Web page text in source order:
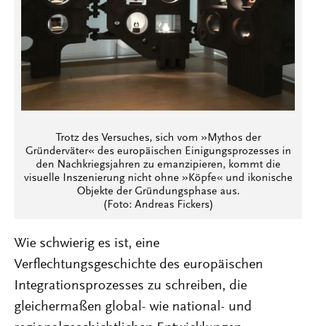
Trotz des Versuches, sich vom »Mythos der
Gründerväter« des europäischen Einigungsprozesses in
den Nachkriegsjahren zu emanzipieren, kommt die
visuelle Inszenierung nicht ohne »Köpfe« und ikonische
Objekte der Gründungsphase aus.
(Foto: Andreas Fickers)
Wie schwierig es ist, eine
Verflechtungsgeschichte des europäischen
Integrationsprozesses zu schreiben, die
gleichermaßen global- wie national- und